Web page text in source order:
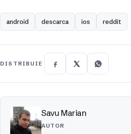
android descarca ios reddit
DISTRIBUIE
Savu Marian
AUTOR